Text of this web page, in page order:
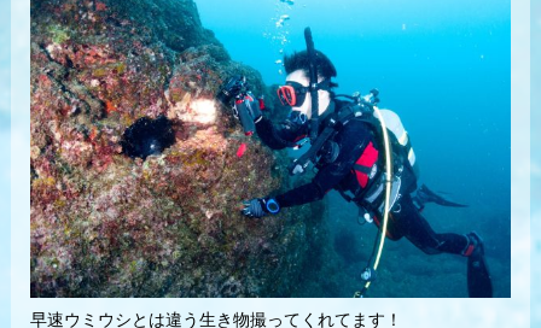
早速ウミウシとは違う生き物撮ってくれてます！